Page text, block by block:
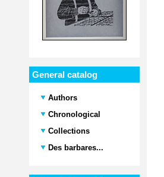
General catalog
Authors
Chronological
Collections
Des barbares...